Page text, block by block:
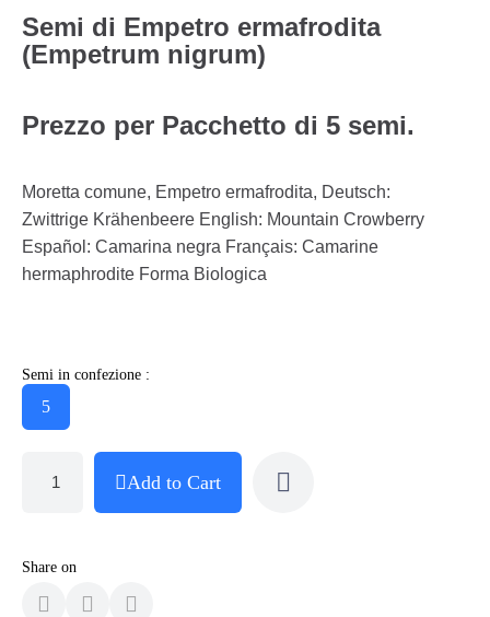
Semi di Empetro ermafrodita
(Empetrum nigrum)
Prezzo per Pacchetto di 5 semi.
Moretta comune, Empetro ermafrodita, Deutsch:
Zwittrige Krähenbeere English: Mountain Crowberry
Español: Camarina negra Français: Camarine
hermaphrodite Forma Biologica
Semi in confezione :
5
Add to Cart
Share on